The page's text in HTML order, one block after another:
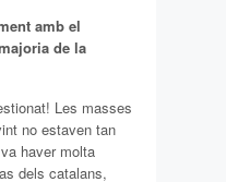
amb el
de la
Les masses
no estaven tan
haver molta
dels catalans,